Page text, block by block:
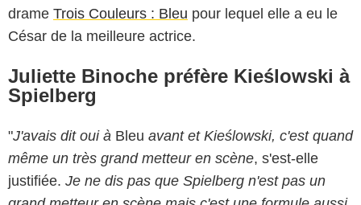
drame Trois Couleurs : Bleu pour lequel elle a eu le
César de la meilleure actrice.
Juliette Binoche préfère Kieślowski à
Spielberg
"J'avais dit oui à Bleu avant et Kieślowski, c'est quand
même un très grand metteur en scène, s'est-elle
justifiée. Je ne dis pas que Spielberg n'est pas un